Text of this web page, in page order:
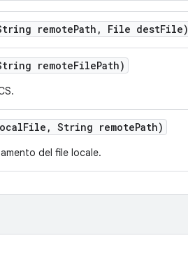
remotePath , File destFile)
remoteFilePath)
File , String remotePath)
del file locale.